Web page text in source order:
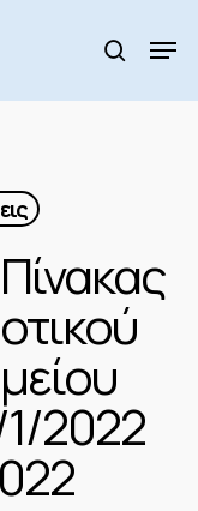
search
2022
Menu